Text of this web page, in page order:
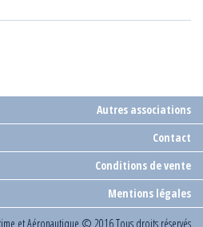
Autres associations
Contact
Conditions de vente
Mentions légales
et Aéronautique © 2016 Tous droits réservés